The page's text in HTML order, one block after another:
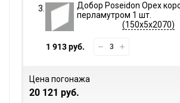
Добор Poseidon Орех
перламутром 1 шт.
150х5х2070
1 913 руб.
Цена погонажа
20 121 руб.